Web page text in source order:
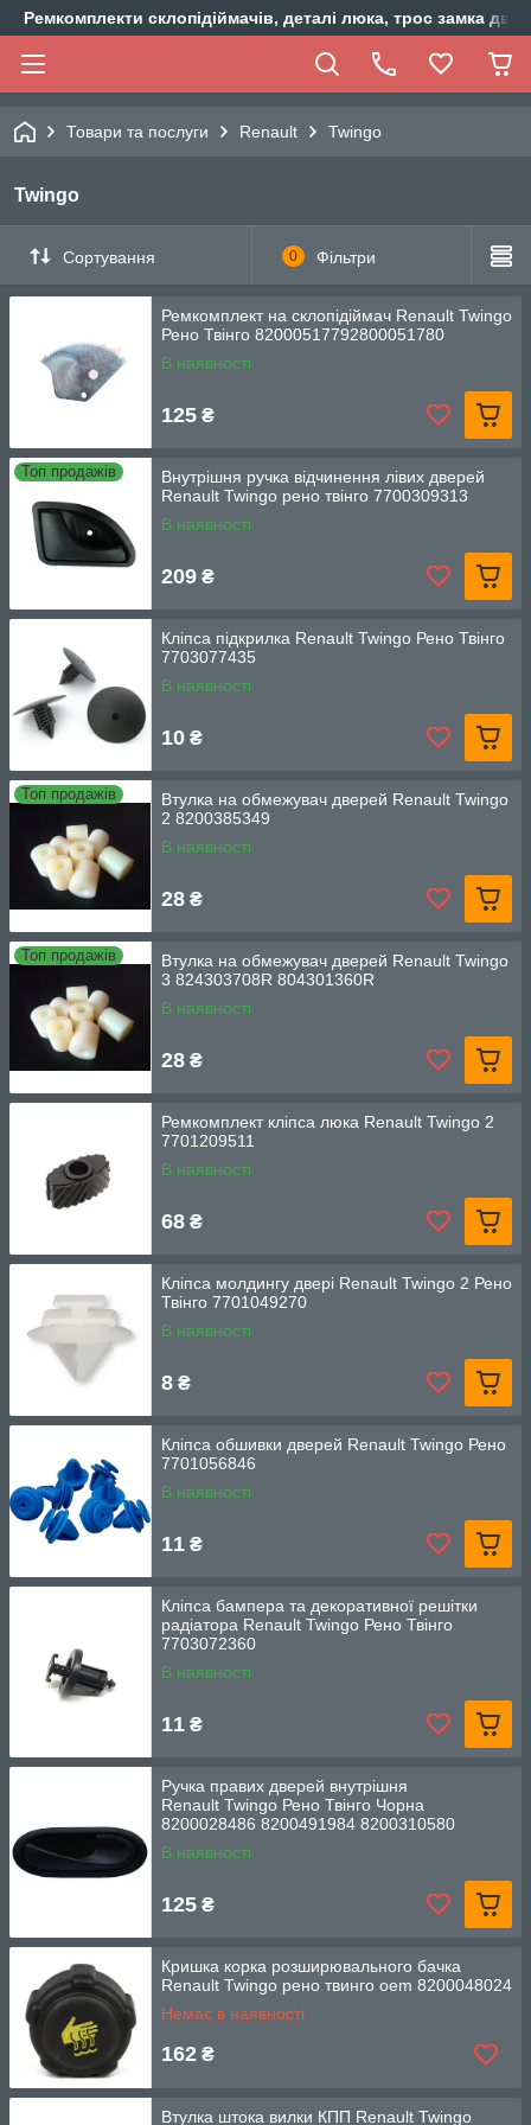
Ремкомплекти склопідіймачів, деталі люка, трос замка
Товари та послуги Renault Twingo
Twingo
Сортування 0 Фільтри
Ремкомплект на склопідіймач Renault Twingo
Рено Твінго 82000517792800051780
В наявності
125 ₴
Топ продажів
Внутрішня ручка відчинення лівих дверей
Renault Twingo рено твінго 7700309313
В наявності
209 ₴
Кліпса підкрилка Renault Twingo Рено Твінго
7703077435
В наявності
10 ₴
Топ продажів
Втулка на обмежувач дверей Renault Twingo
2 8200385349
В наявності
28 ₴
Топ продажів
Втулка на обмежувач дверей Renault Twingo
3 824303708R 804301360R
В наявності
28 ₴
Ремкомплект кліпса люка Renault Twingo 2
7701209511
В наявності
68 ₴
Кліпса молдингу двері Renault Twingo 2 Рено
Твінго 7701049270
В наявності
8 ₴
Кліпса обшивки дверей Renault Twingo Рено
7701056846
В наявності
11 ₴
Кліпса бампера та декоративної решітки
радіатора Renault Twingo Рено Твінго
7703072360
В наявності
11 ₴
Ручка правих дверей внутрішня
Renault Twingo Рено Твінго Чорна
8200028486 8200491984 8200310580
8200174074
В наявності
125 ₴
Кришка корка розширювального бачка
Renault Twingo рено твинго oem 8200048024
Немає в наявності
162 ₴
Втулка штока вилки КПП Renault Twingo